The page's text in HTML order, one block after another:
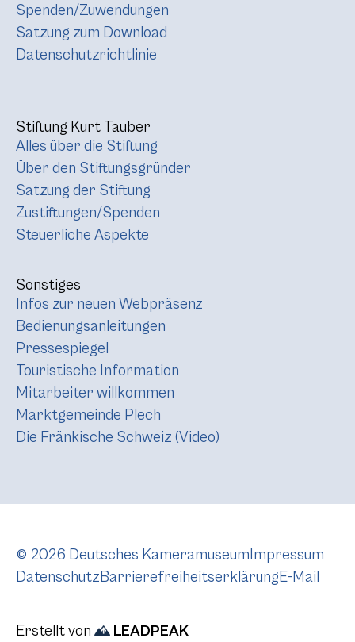
Spenden/Zuwendungen
Satzung zum Download
Datenschutzrichtlinie
Stiftung Kurt Tauber
Alles über die Stiftung
Über den Stiftungsgründer
Satzung der Stiftung
Zustiftungen/Spenden
Steuerliche Aspekte
Sonstiges
Infos zur neuen Webpräsenz
Bedienungsanleitungen
Pressespiegel
Touristische Information
Mitarbeiter willkommen
Marktgemeinde Plech
Die Fränkische Schweiz (Video)
© 2026 Deutsches KameramuseumImpressum
DatenschutzBarrierefreiheitserklärungE-Mail
Erstellt von LEADPEAK